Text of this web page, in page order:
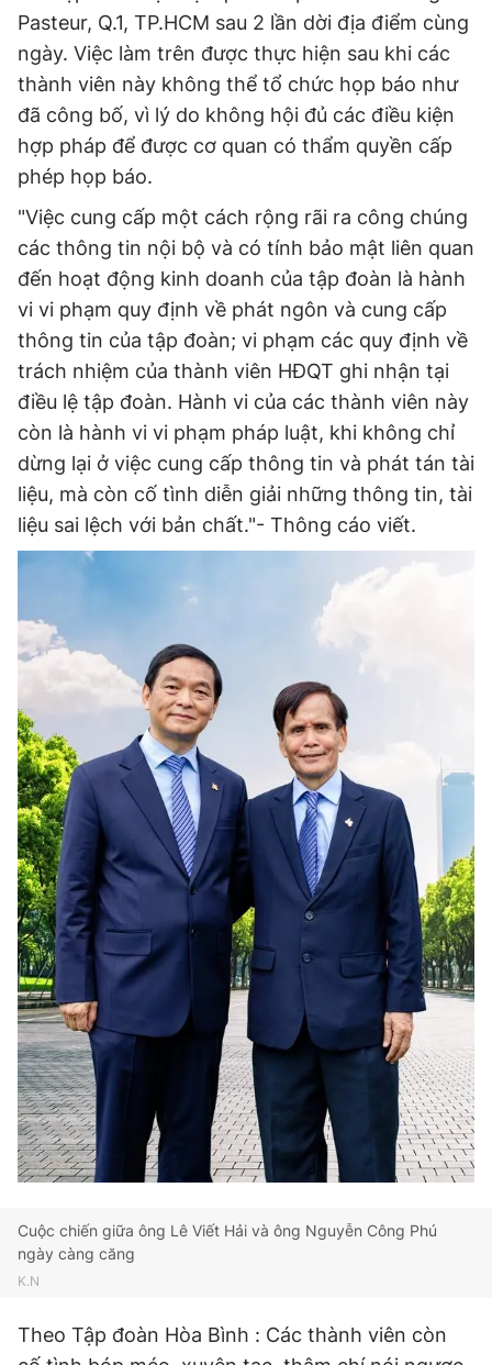
Theo dõi báo trên
Hotline
0906 645 777
Liên hệ quảng cáo
Đặt báo Quảng cáo RSS Tòa soạn Chính sách bảo
Tổng biên tập: Nguyễn Ngọc Toàn
Phó tổng biên tập thường trực: Hải Thành
Phó tổng biên tập: Lâm Hiếu Dũng
Phó tổng biên tập: Trần Việt Hưng
Tổng thư ký tòa soạn: Đức Trung
Giấy phép xuất bản số 110/GP - BTTTT cấp ngày 24.3.2020
© 2003-2026 Bản quyền thuộc về Báo Thanh Niên. Cấm sao
chép dưới mọi hình thức nếu không có sự chấp thuận bằng văn
bản. Phát triển bởi ePi Technologies, JSC.
Pasteur, Q.1, TP.HCM sau 2 lần dời địa điểm cùng
ngày. Việc làm trên được thực hiện sau khi các
thành viên này không thể tổ chức họp báo như
đã công bố, vì lý do không hội đủ các điều kiện
hợp pháp để được cơ quan có thẩm quyền cấp
phép họp báo.
"Việc cung cấp một cách rộng rãi ra công chúng
các thông tin nội bộ và có tính bảo mật liên quan
đến hoạt động kinh doanh của tập đoàn là hành
vi vi phạm quy định về phát ngôn và cung cấp
thông tin của tập đoàn; vi phạm các quy định về
trách nhiệm của thành viên HĐQT ghi nhận tại
điều lệ tập đoàn. Hành vi của các thành viên này
còn là hành vi vi phạm pháp luật, khi không chỉ
dừng lại ở việc cung cấp thông tin và phát tán tài
liệu, mà còn cố tình diễn giải những thông tin, tài
liệu sai lệch với bản chất."- Thông cáo viết.
Cuộc chiến giữa ông Lê Viết Hải và ông Nguyễn Công Phú
ngày càng căng
K.N
Theo Tập đoàn Hòa Bình : Các thành viên còn